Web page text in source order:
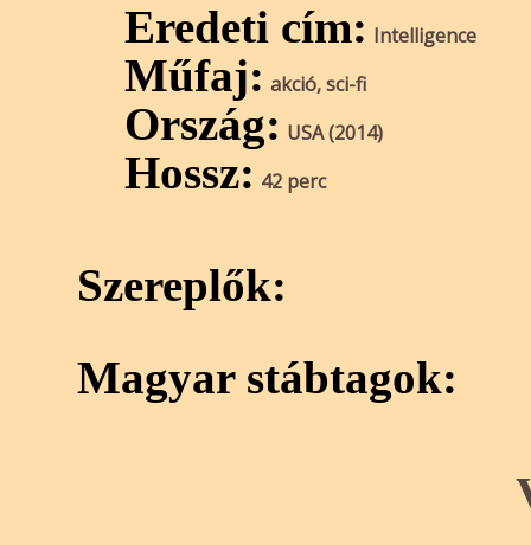
Eredeti cím: Intelligence
Műfaj: akció, sci-fi
Ország: USA (2014)
Hossz: 42 perc
Szereplők:
Magyar stábtagok: